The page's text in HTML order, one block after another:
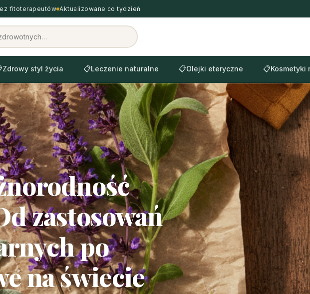
fitoterapeutów Aktualizowane co tydzień
Zdrowy styl życia 📋Leczenie naturalne 📋Olejki eteryczne 📋Kosmetyki
zastosowań
po
na świecie